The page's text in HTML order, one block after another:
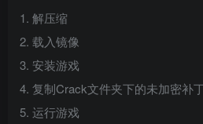
1. 解压缩
2. 载入镜像
3. 安装游戏
4. 复制Crack文件夹下的未加密补
5. 运行游戏